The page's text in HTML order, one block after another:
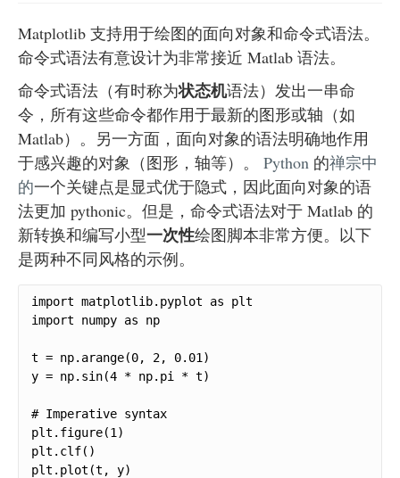
Matplotlib 支持用于绘图的面向对象和命令式语法。
命令式语法有意设计为非常接近 Matlab 语法。
命令式语法（有时称为状态机语法）发出一串命
令，所有这些命令都作用于最新的图形或轴（如
Matlab）。另一方面，面向对象的语法明确地作用
于感兴趣的对象（图形，轴等）。 Python 的禅宗中
的一个关键点是显式优于隐式，因此面向对象的语
法更加 pythonic。但是，命令式语法对于 Matlab 的
新转换和编写小型一次性绘图脚本非常方便。以下
是两种不同风格的示例。
import matplotlib.pyplot as plt
import numpy as np
t = np.arange(0, 2, 0.01)
y = np.sin(4 * np.pi * t)
# Imperative syntax
plt.figure(1)
plt.clf()
plt.plot(t, y)